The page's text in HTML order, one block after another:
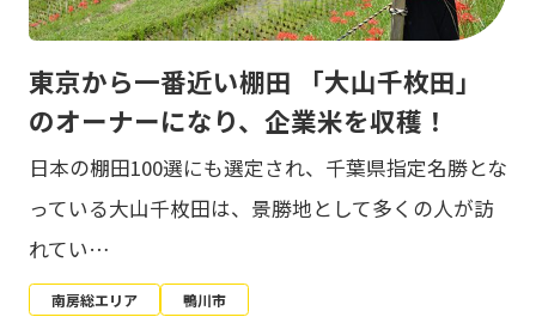
東京から一番近い棚田 「大山千枚田」
のオーナーになり、企業米を収穫！
日本の棚田100選にも選定され、千葉県指定名勝とな
っている大山千枚田は、景勝地として多くの人が訪
れてい…
南房総エリア
鴨川市